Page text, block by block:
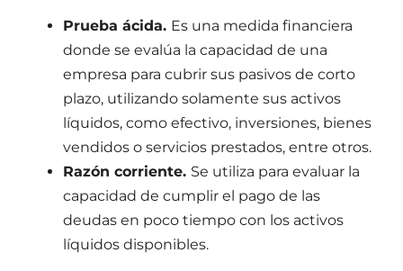
Prueba ácida. Es una medida financiera
donde se evalúa la capacidad de una
empresa para cubrir sus pasivos de corto
plazo, utilizando solamente sus activos
líquidos, como efectivo, inversiones, bienes
vendidos o servicios prestados, entre otros.
Razón corriente. Se utiliza para evaluar la
capacidad de cumplir el pago de las
deudas en poco tiempo con los activos
líquidos disponibles.